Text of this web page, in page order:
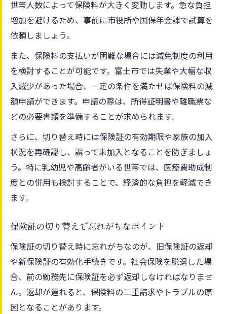
世帯人数によって保険料が大きく変動します。急な負担
増加を避けるため、事前に市役所や国保年金課で試算を
依頼しましょう。
また、保険料の支払いが困難な場合には減免制度の利用
を検討することが可能です。富士市では失業や大幅な収
入減少があった場合、一定の条件を満たせば保険料の減
額申請ができます。申請の際は、所得証明書や離職票な
どの必要書類を準備することが求められます。
さらに、切り替え時には保険証の有効期限や家族の加入
状況を再確認し、誤って未加入となることを防ぎましょ
う。特に乳幼児や高齢者がいる世帯では、医療費助成制
度との併用も検討することで、経済的な負担を軽減でき
ます。
保険証の切り替えで忘れがちなポイント
保険証の切り替え時に忘れがちなのが、旧保険証の返却
や新保険証の有効化手続きです。社会保険を脱退した場
合、前の勤務先に保険証を必ず返却しなければなりませ
ん。返却が遅れると、保険料の二重請求やトラブルの原
因となることがあります。